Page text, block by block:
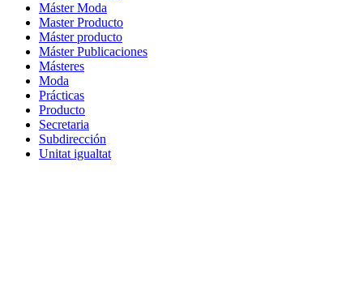
Máster Moda
Master Producto
Máster producto
Máster Publicaciones
Másteres
Moda
Prácticas
Producto
Secretaria
Subdirección
Unitat igualtat